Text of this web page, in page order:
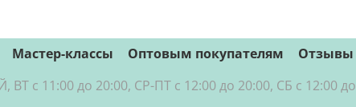
Мастер-классы Оптовым покупателям
Отзывы
с 11:00 до 20:00, СР-ПТ с 12:00 до 20:00, СБ с 12:00 до